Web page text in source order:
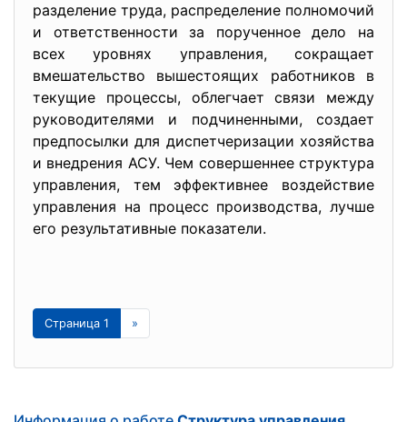
разделение труда, распределение полномочий
и ответственности за порученное дело на
всех уровнях управления, сокращает
вмешательство вышестоящих работников в
текущие процессы, облегчает связи между
руководителями и подчиненными, создает
предпосылки для диспетчеризации хозяйства
и внедрения АСУ. Чем совершеннее структура
управления, тем эффективнее воздействие
управления на процесс производства, лучше
его результативные показатели.
Страница 1 »